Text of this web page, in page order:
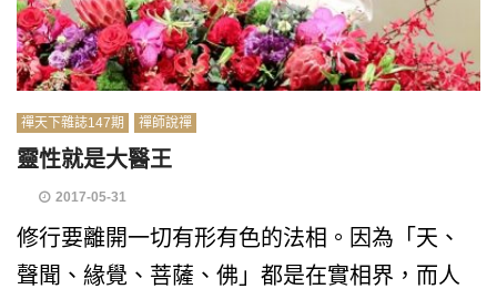
禪天下雜誌147期 禪師說禪
靈性就是大醫王
2017-05-31
修行要離開一切有形有色的法相。因為「天、
聲聞、緣覺、菩薩、佛」都是在實相界，而人